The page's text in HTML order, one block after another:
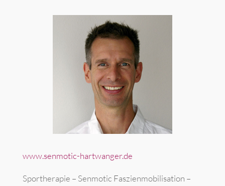
www.senmotic-hartwanger.de
Sportherapie – Senmotic Faszienmobilisation –